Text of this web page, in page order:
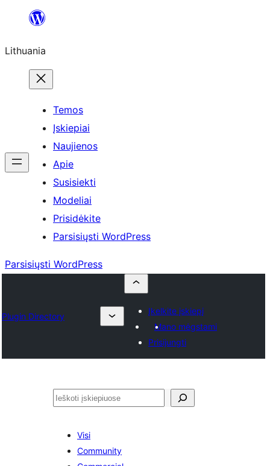
turinio
Lithuania
Temos
Įskiepiai
Naujienos
Apie
Susisiekti
Modeliai
Prisidėkite
Parsisiųsti WordPress
Parsisiųsti WordPress
Plugin Directory
Įkelkite įskiepį
Mano mėgstami
Prisijungti
Paieška
Visi
Community